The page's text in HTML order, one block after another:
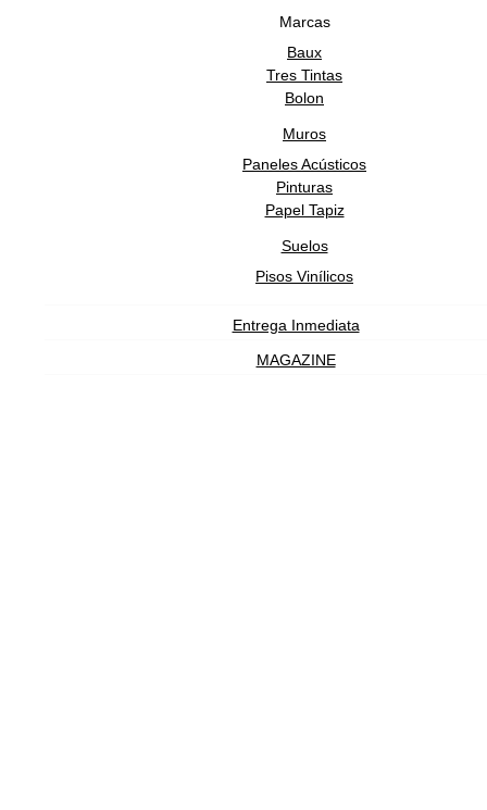
Marcas
Baux
Tres Tintas
Bolon
Muros
Paneles Acústicos
Pinturas
Papel Tapiz
Suelos
Pisos Vinílicos
Entrega Inmediata
MAGAZINE